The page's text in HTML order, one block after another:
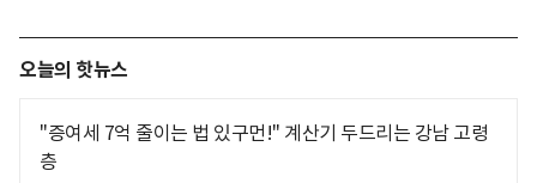
오늘의 핫뉴스
"증여세 7억 줄이는 법 있구먼!" 계산기 두드리는 강남 고령
층